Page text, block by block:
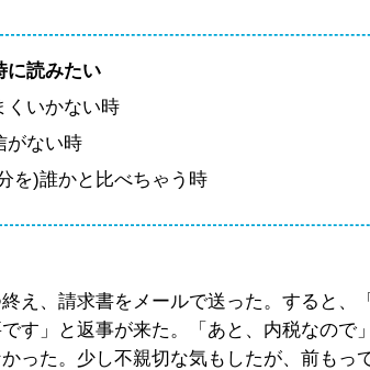
読みたい
いかない時
ない時
)誰かと比べちゃう時
え、請求書をメールで送った。すると、
す」と返事が来た。「あと、内税なので
った。少し不親切な気もしたが、前もっ